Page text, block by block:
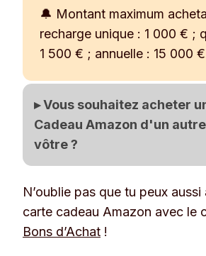
🔔 Montant maximum
recharge unique : 1 000 € ;
1 500 € ; annuelle : 15 000
▸ Vous souhaitez acheter
Cadeau Amazon d'un
vôtre ?
Avec Satispay, on peut le
Allez dans la section
sur la barre de recherche
N’oublie pas que tu peux
carte cadeau Amazon avec le
Bons d’Achat !